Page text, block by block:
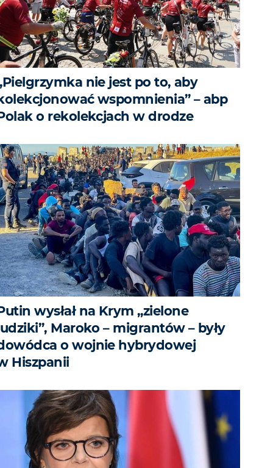
nie jest po to, aby
wspomnienia” – abp
o rekolekcjach w drodze
wysłał na Krym „zielone
Maroko – migrantów – były
o wojnie hybrydowej
Hiszpanii